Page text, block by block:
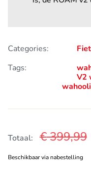
Categories:
Tags:
V2
Totaal: €399,99
Beschikbaar via nabestelling